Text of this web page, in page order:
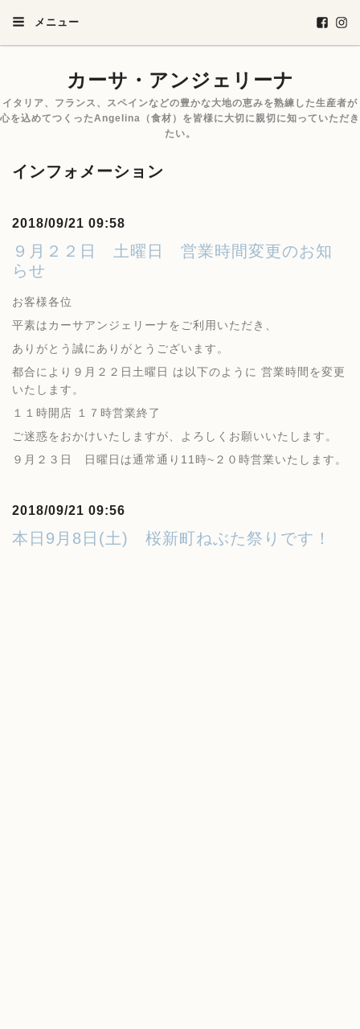
メニュー
カーサ・アンジェリーナ
イタリア、フランス、スペインなどの豊かな大地の恵みを熟練した生産者が
心を込めてつくったAngelina（食材）を皆様に大切に親切に知っていただき
たい。
インフォメーション
2018/09/21 09:58
９月２２日 土曜日 営業時間変更のお知
らせ
お客様各位
平素はカーサアンジェリーナをご利用いただき、
ありがとう誠にありがとうございます。
都合により９月２２日土曜日 は以下のように 営業時間を変更
いたします。
１１時開店 １７時営業終了
ご迷惑をおかけいたしますが、よろしくお願いいたします。
９月２３日 日曜日は通常通り11時~２０時営業いたします。
2018/09/21 09:56
本日9月8日(土) 桜新町ねぶた祭りです！